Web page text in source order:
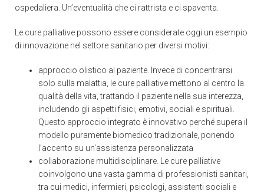
ospedaliera. Un’eventualità che ci rattrista e ci spaventa.
Le cure palliative possono essere considerate oggi un esempio
di innovazione nel settore sanitario per diversi motivi:
approccio olistico al paziente. Invece di concentrarsi
solo sulla malattia, le cure palliative mettono al centro la
qualità della vita, trattando il paziente nella sua interezza,
includendo gli aspetti fisici, emotivi, sociali e spirituali.
Questo approccio integrato è innovativo perché supera il
modello puramente biomedico tradizionale, ponendo
l’accento su un’assistenza personalizzata
collaborazione multidisciplinare. Le cure palliative
coinvolgono una vasta gamma di professionisti sanitari,
tra cui medici, infermieri, psicologi, assistenti sociali e